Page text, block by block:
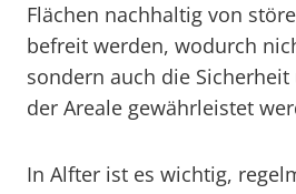
Flächen nachhaltig von
befreit werden, wodurch
sondern auch die
der Areale gewährleistet
In Alfter ist es wichtig,